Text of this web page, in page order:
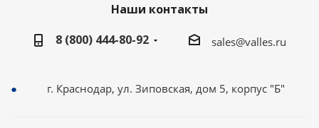
Наши контакты
8 (800) 444-80-92
sales@valles.ru
г. Краснодар, ул. Зиповская, дом 5, корпус "Б"